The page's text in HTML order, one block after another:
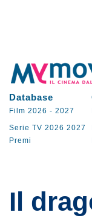
Database
Film 2026 - 2027
Serie TV 2026 2027
Premi
Il